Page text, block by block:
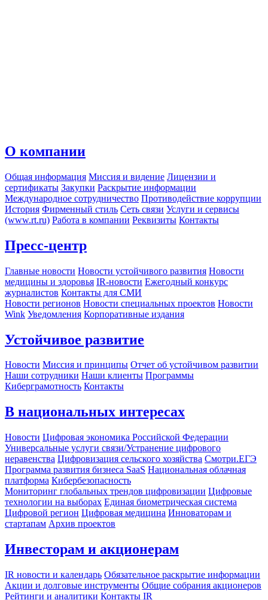
О компании
Общая информация Миссия и видение Лицензии и
сертификаты Закупки Раскрытие информации
Международное сотрудничество Противодействие коррупции
История Фирменный стиль Сеть связи Услуги и сервисы
(www.rt.ru) Работа в компании Реквизиты Контакты
Пресс-центр
Главные новости Новости устойчивого развития Новости
медицины и здоровья IR-новости Ежегодный конкурс
журналистов Контакты для СМИ
Новости регионов Новости специальных проектов Новости
Wink Уведомления Корпоративные издания
Устойчивое развитие
Новости Миссия и принципы Отчет об устойчивом развитии
Наши сотрудники Наши клиенты Программы
Киберграмотность Контакты
В национальных интересах
Новости Цифровая экономика Российской Федерации
Универсальные услуги связи/Устранение цифрового
неравенства Цифровизация сельского хозяйства Смотри.ЕГЭ
Программа развития бизнеса SaaS Национальная облачная
платформа Кибербезопасность
Мониторинг глобальных трендов цифровизации Цифровые
технологии на выборах Единая биометрическая система
Цифровой регион Цифровая медицина Инноваторам и
стартапам Архив проектов
Инвесторам и акционерам
IR новости и календарь Обязательное раскрытие информации
Акции и долговые инструменты Общие собрания акционеров
Рейтинги и аналитики Контакты IR